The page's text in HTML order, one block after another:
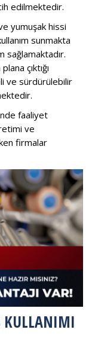
edilmektedir.
yumuşak hissi
sunmakta
çıktığı
ve sürdürülebilir
faaliyet
ve
firmalar
KULLANIMI